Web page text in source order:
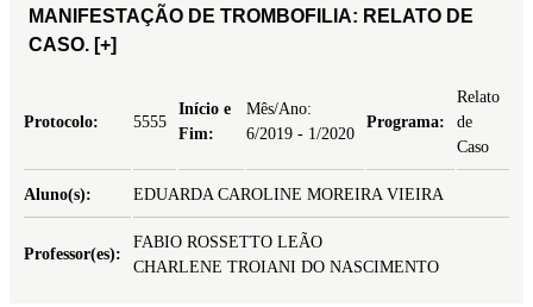
MANIFESTAÇÃO DE TROMBOFILIA: RELATO DE
CASO. [+]
Protocolo: 5555
Início e
Fim:
Mês/Ano:
6/2019 - 1/2020
Programa:
Relato
de
Caso
Aluno(s): EDUARDA CAROLINE MOREIRA VIEIRA
Professor(es):
FABIO ROSSETTO LEÃO
CHARLENE TROIANI DO NASCIMENTO